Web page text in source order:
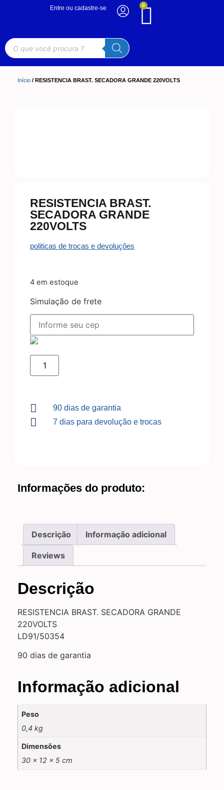
0
Entre ou cadastre-se
Início / RESISTENCIA BRAST. SECADORA GRANDE 220VOLTS
RESISTENCIA BRAST.
SECADORA GRANDE
220VOLTS
politicas de trocas e devoluções
4 em estoque
Simulação de frete
90 dias de garantia
7 dias para devolução e trocas
Informações do produto:
Descrição Informação adicional
Reviews
Descrição
RESISTENCIA BRAST. SECADORA GRANDE
220VOLTS
LD91/50354
90 dias de garantia
Informação adicional
Peso
0,4 kg
Dimensões
30 × 12 × 5 cm